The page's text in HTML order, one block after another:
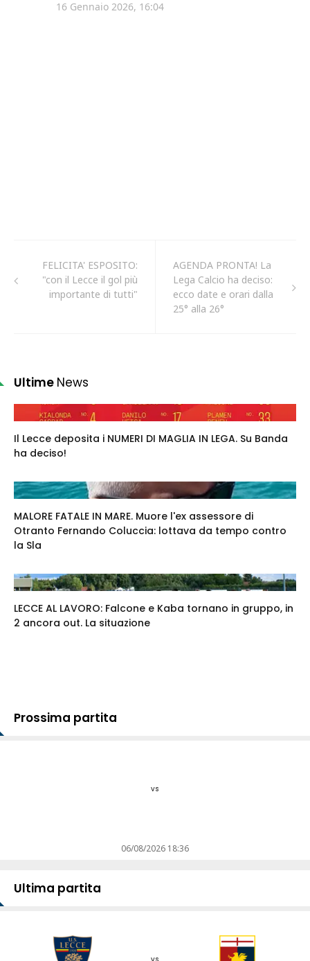
FELICITA' ESPOSITO:
"con il Lecce il gol più
importante di tutti"
AGENDA PRONTA! La
Lega Calcio ha deciso:
ecco date e orari dalla
25° alla 26°
Ultime News
Il Lecce deposita i NUMERI DI MAGLIA IN LEGA. Su Banda
ha deciso!
MALORE FATALE IN MARE. Muore l'ex assessore di
Otranto Fernando Coluccia: lottava da tempo contro
la Sla
LECCE AL LAVORO: Falcone e Kaba tornano in gruppo, in
2 ancora out. La situazione
Prossima partita
vs
06/08/2026 18:36
Ultima partita